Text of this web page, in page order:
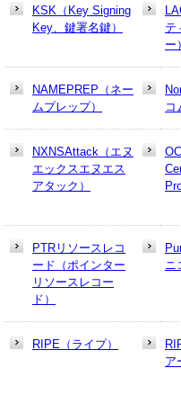
KSK（Key Signing
Key、鍵署名鍵）
テ
ー
NAMEPREP（ネー
ムプレップ）
コ
NXNSAttack（エヌ
エックスエヌエス
アタック）
PTRリソースレコ
ード（ポインター
リソースレコー
ド）
ニ
RIPE（ライプ）
ア